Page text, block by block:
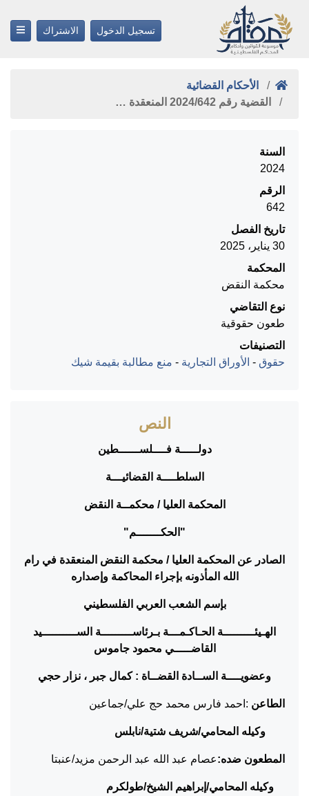
تسجيل الدخول الاشتراك
الأحكام القضائية
القضية رقم ‎642‏/‎2024‏ المنعقدة …
السنة
2024
الرقم
642
تاريخ الفصل
30 يناير، 2025
المحكمة
محكمة النقض
نوع التقاضي
طعون حقوقية
التصنيفات
حقوق - الأوراق التجارية - منع مطالبة بقيمة شيك
النص
دولـــــة فــــلســــــطين
السلطــــة القضائيـــة
المحكمة العليا / محكمــة النقض
"الحكـــــــم"
الصادر عن المحكمة العليا / محكمة النقض المنعقدة في رام
الله المأذونه بإجراء المحاكمة وإصداره
بإسم الشعب العربي الفلسطيني
الهـيئـــــــــة الحـاكـمـــة بـرئاســـــــــة الســــــــــيد
القاضـــــي محمود جاموس
وعضويــــة الســادة القضــاة : كمال جبر ، نزار حجي
الطاعن :احمد فارس محمد حج علي/جماعين
وكيله المحامي/شريف شتية/نابلس
المطعون ضده:عصام عبد الله عبد الرحمن مزيد/عنبتا
وكيله المحامي/إبراهيم الشيخ/طولكرم